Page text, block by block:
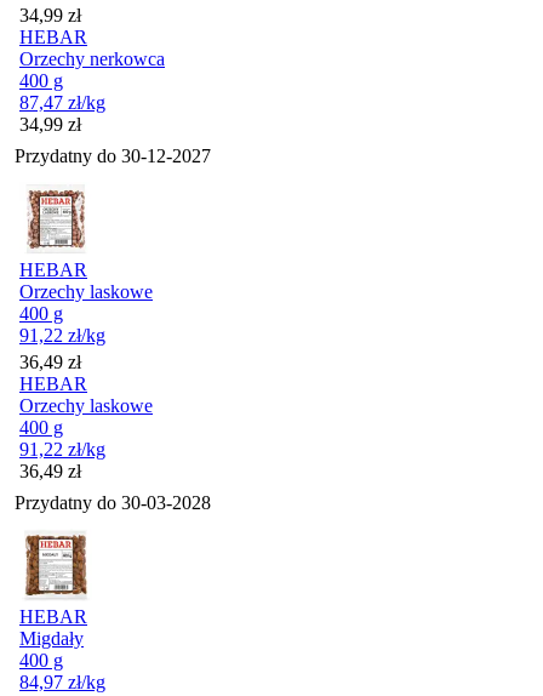
Cena
34,99 zł
HEBAR
Orzechy nerkowca
400 g
87,47 zł/kg
Cena
34,99 zł
Przydatny do 30-12-2027
HEBAR
Orzechy laskowe
400 g
91,22 zł/kg
Cena
36,49 zł
HEBAR
Orzechy laskowe
400 g
91,22 zł/kg
Cena
36,49 zł
Przydatny do 30-03-2028
HEBAR
Migdały
400 g
84,97 zł/kg